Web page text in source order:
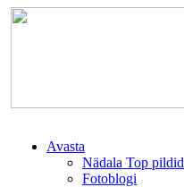
Avasta
Nädala Top pildid
Fotoblogi